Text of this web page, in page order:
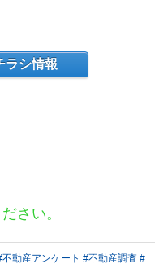
ラシ情報
さい。